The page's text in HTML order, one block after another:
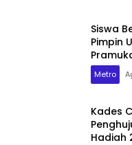
Siswa
Pimpin
Metro
Kades
Hadiah